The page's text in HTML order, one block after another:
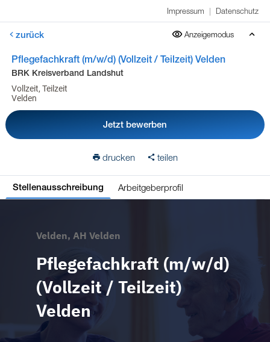
Impressum | Datenschutz
zurück Anzeigemodus
Pflegefachkraft (m/w/d) (Vollzeit / Teilzeit) Velden
BRK Kreisverband Landshut
Vollzeit, Teilzeit
Velden
Jetzt bewerben
drucken teilen
Stellenausschreibung Arbeitgeberprofil